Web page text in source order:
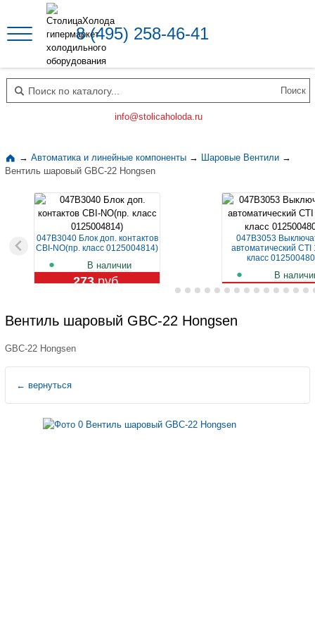
8 (495) 258-46-41
Поиск по каталогу
info@stolicaholoda.ru
→ Автоматика и линейные компоненты → Шаровые Вентили →
Вентиль шаровый GBC-22 Hongsen
047B3040 Блок доп. контактов
CBI-NO(пр. класс 0125004814)
В наличии
273руб.
047B3053
автоматический CTI
класс
В
1 129 руб.
Вентиль шаровый GBC-22 Hongsen
GBC-22 Hongsen
← вернуться